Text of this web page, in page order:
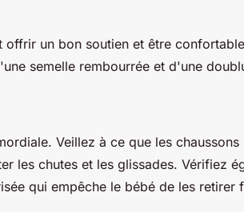
offrir un bon soutien et être
semelle rembourrée et d'une
Veillez à ce que les
les chutes et les glissades. Vérifiez
qui empêche le bébé de les retirer